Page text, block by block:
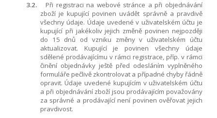
3.2.
Při registraci na webové stránce a při objednávání
zboží je kupující povinen uvádět správně a pravdivě
všechny údaje. Údaje uvedené v uživatelském účtu je
kupující při jakékoliv jejich změně povinen nejpozději
do 15 dnů od vzniku změny v uživatelském účtu
aktualizovat. Kupující je povinen všechny údaje
sdělené prodávajícímu v rámci registrace, příp. v rámci
činění objednávky ještě před odesláním vyplněného
formuláře pečlivě zkontrolovat a případné chyby řádně
opravit. Údaje uvedené kupujícím v uživatelském účtu
a při objednávání zboží jsou prodávajícím považovány
za správné a prodávající není povinen ověřovat jejich
pravdivost.